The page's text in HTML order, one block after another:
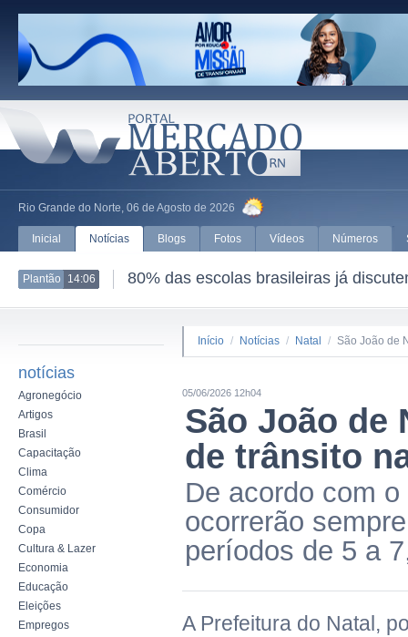
Rio Grande do Norte, 06 de Agosto de 2026
Inicial Notícias Blogs Fotos Vídeos Números
Plantão 14:06 80% das escolas brasileiras já
notícias
Agronegócio
Artigos
Brasil
Capacitação
Clima
Comércio
Consumidor
Copa
Cultura & Lazer
Economia
Educação
Eleições
Empregos
Início / Notícias / Natal / São João de
05/06/2026 12h04
São João de
de trânsito
De acordo com
ocorrerão
períodos de 5 a
A Prefeitura do Natal,